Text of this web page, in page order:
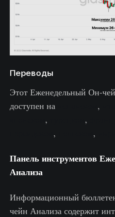
Переводы
Этот Еженедельный Он-
доступен на
,
, ,
, ,
Панель инструментов
Анализа
Информационный
чейн Анализа содержит